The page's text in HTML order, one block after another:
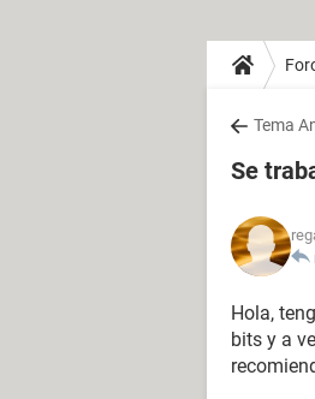
Tema
Se
Hola,
bits y a